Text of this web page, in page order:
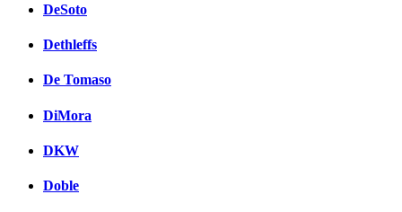
DeSoto
Dethleffs
De Tomaso
DiMora
DKW
Doble